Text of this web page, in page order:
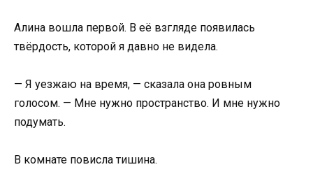
Алина вошла первой. В её взгляде появилась
твёрдость, которой я давно не видела.
— Я уезжаю на время, — сказала она ровным
голосом. — Мне нужно пространство. И мне нужно
подумать.
В комнате повисла тишина.